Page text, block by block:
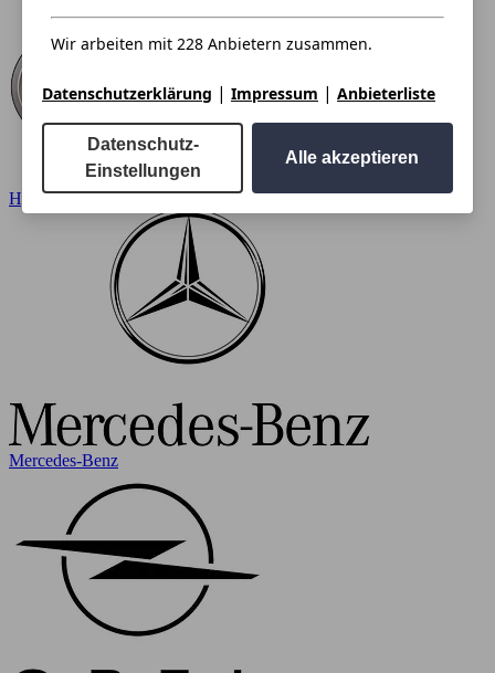
Hyundai
Mercedes-Benz
Wir arbeiten mit 228 Anbietern zusammen.
Datenschutzerklärung | Impressum | Anbieterliste
Datenschutz-
Einstellungen
Alle akzeptieren